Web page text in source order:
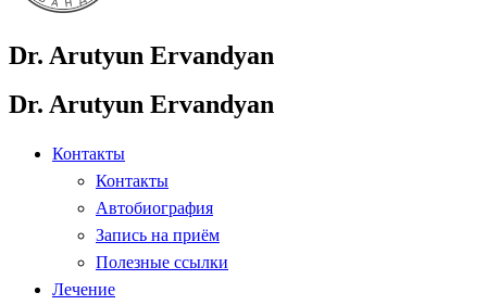
Dr. Arutyun Ervandyan
Dr. Arutyun Ervandyan
Контакты
Контакты
Автобиография
Запись на приём
Полезные ссылки
Лечение